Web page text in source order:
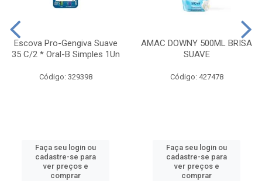
Escova Pro-Gengiva Suave
35 C/2 * Oral-B Simples 1Un
Código: 329398
Faça seu login ou
cadastre-se para
ver preços e
comprar
AMAC DOWNY 500ML BRISA
SUAVE
Código: 427478
Faça seu login ou
cadastre-se para
ver preços e
comprar